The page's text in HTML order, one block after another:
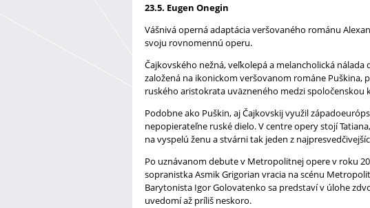
23.5. Eugen Onegin
Vášnivá operná adaptácia veršovaného románu
svoju rovnomennú operu.
Čajkovského nežná, veľkolepá a melancholická
založená na ikonickom veršovanom románe
ruského aristokrata uväzneného medzi spoločenskou
Podobne ako Puškin, aj Čajkovskij využil
nepopierateľne ruské dielo. V centre opery stojí
na vyspelú ženu a stvárni tak jeden z
Po uznávanom debute v Metropolitnej opere v roku
sopranistka Asmik Grigorian vracia na scénu
Barytonista Igor Golovatenko sa predstaví v úlohe
uvedomí až príliš neskoro.